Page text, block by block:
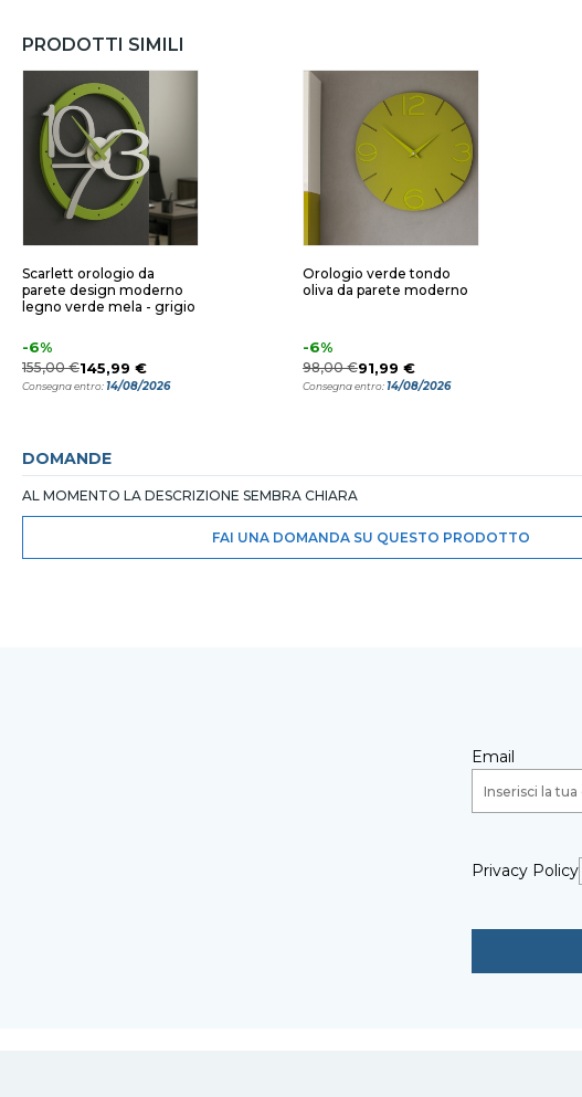
PRODOTTI SIMILI
Scarlett orologio da
parete design moderno
legno verde mela - grigio
-6%
155,00 €145,99 €
Consegna entro:14/08/2026
Orologio verde tondo
oliva da parete moderno
-6%
98,00 €91,99 €
Consegna entro:14/08/2026
DOMANDE
AL MOMENTO LA DESCRIZIONE SEMBRA CHIARA
FAI UNA DOMANDA SU QUESTO PRODOTTO
Email
Privacy Policy